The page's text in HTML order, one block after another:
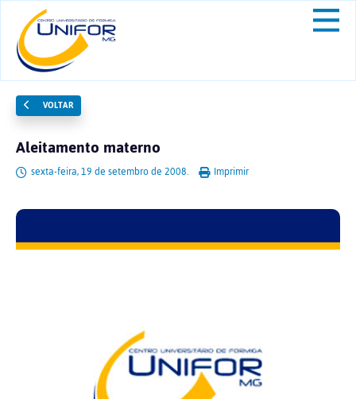
VOLTAR
Aleitamento materno
sexta-feira, 19 de setembro de 2008. Imprimir